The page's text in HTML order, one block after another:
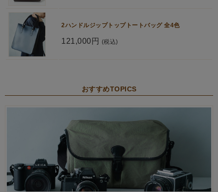
2ハンドルジップトップトートバッグ 全4色
121,000円 (税込)
おすすめTOPICS